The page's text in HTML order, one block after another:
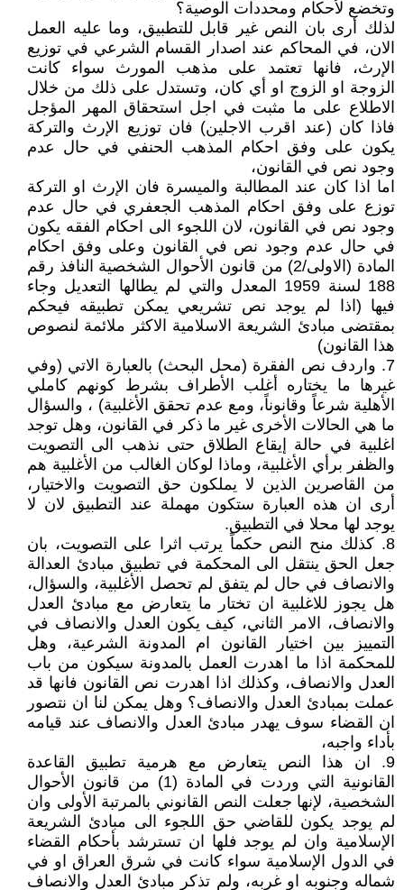
وتخضع لأحكام ومحددات الوصية؟
لذلك أرى بان النص غير قابل للتطبيق، وما عليه العمل
الان، في المحاكم عند اصدار القسام الشرعي في توزيع
الإرث، فانها تعتمد على مذهب المورث سواء كانت
الزوجة او الزوج او أي كان، وتستدل على ذلك من خلال
الاطلاع على ما مثبت في اجل استحقاق المهر المؤجل
فاذا كان (عند اقرب الاجلين) فان توزيع الإرث والتركة
يكون على وفق احكام المذهب الحنفي في حال عدم
وجود نص في القانون،
اما اذا كان عند المطالبة والميسرة فان الإرث او التركة
توزع على وفق احكام المذهب الجعفري في حال عدم
وجود نص في القانون، لان اللجوء الى احكام الفقه يكون
في حال عدم وجود نص في القانون وعلى وفق احكام
المادة (الاولى/2) من قانون الأحوال الشخصية النافذ رقم
188 لسنة 1959 المعدل والتي لم يطالها التعديل وجاء
فيها (اذا لم يوجد نص تشريعي يمكن تطبيقه فيحكم
بمقتضى مبادئ الشريعة الاسلامية الاكثر ملائمة لنصوص
هذا القانون)
7. واردف نص الفقرة (محل البحث) بالعبارة الاتي (وفي
غيرها ما يختاره أغلب الأطراف بشرط كونهم كاملي
الأهلية شرعاً وقانوناً، ومع عدم تحقق الأغلبية) ، والسؤال
ما هي الحالات الأخرى غير ما ذكر في القانون، وهل توجد
اغلبية في حالة إيقاع الطلاق حتى نذهب الى التصويت
والظفر برأي الأغلبية، وماذا لوكان الغالب من الأغلبية هم
من القاصرين الذين لا يملكون حق التصويت والاختيار،
أرى ان هذه العبارة ستكون مهملة عند التطبيق لان لا
يوجد لها محلا في التطبيق.
8. كذلك منح النص حكماً يرتب اثرا على التصويت، بان
جعل الحق ينتقل الى المحكمة في تطبيق مبادئ العدالة
والانصاف في حال لم يتفق لم تحصل الأغلبية، والسؤال،
هل يجوز للاغلبية ان تختار ما يتعارض مع مبادئ العدل
والانصاف، الامر الثاني، كيف يكون العدل والانصاف في
التمييز بين اختيار القانون ام المدونة الشرعية، وهل
للمحكمة اذا ما اهدرت العمل بالمدونة سيكون من باب
العدل والانصاف، وكذلك اذا اهدرت نص القانون فانها قد
عملت بمبادئ العدل والانصاف؟ وهل يمكن لنا ان نتصور
ان القضاء سوف يهدر مبادئ العدل والانصاف عند قيامه
بأداء واجبه،
9. ان هذا النص يتعارض مع هرمية تطبيق القاعدة
القانونية التي وردت في المادة (1) من قانون الأحوال
الشخصية، لإنها جعلت النص القانوني بالمرتبة الأولى وان
لم يوجد يكون للقاضي حق اللجوء الى مبادئ الشريعة
الإسلامية وان لم يوجد فلها ان تسترشد بأحكام القضاء
في الدول الإسلامية سواء كانت في شرق العراق او في
شماله وجنوبه او غربه، ولم تذكر مبادئ العدل والانصاف